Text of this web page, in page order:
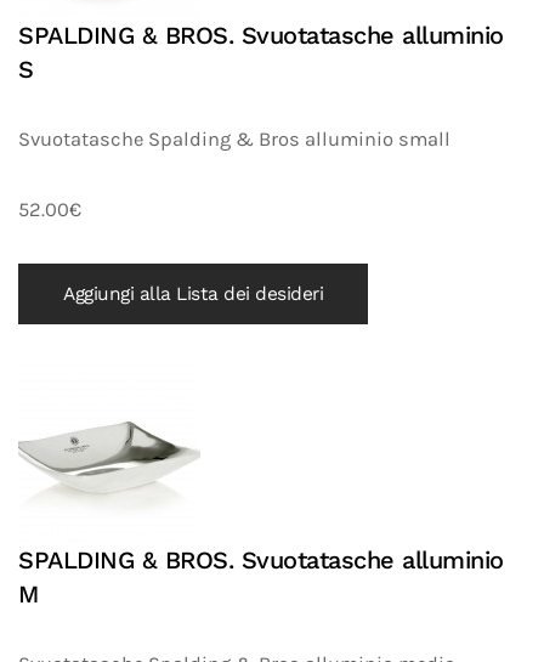
SPALDING & BROS. Svuotatasche alluminio
S
Svuotatasche Spalding & Bros alluminio small
52.00€
Aggiungi alla Lista dei desideri
SPALDING & BROS. Svuotatasche alluminio
M